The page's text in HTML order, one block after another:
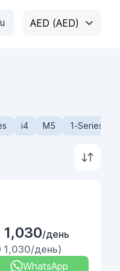
AED (AED)
i4 M5 1-Series
1,030/день
1,030/день)
WhatsApp